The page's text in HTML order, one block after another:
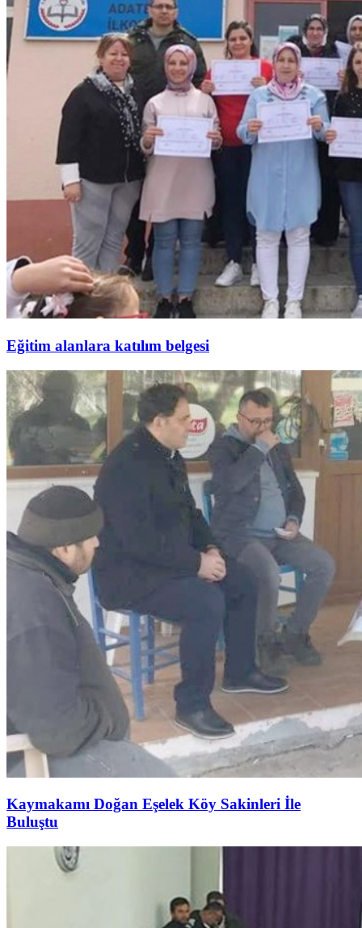
Eğitim alanlara katılım belgesi
Kaymakamı Doğan Eşelek Köy Sakinleri İle
Buluştu